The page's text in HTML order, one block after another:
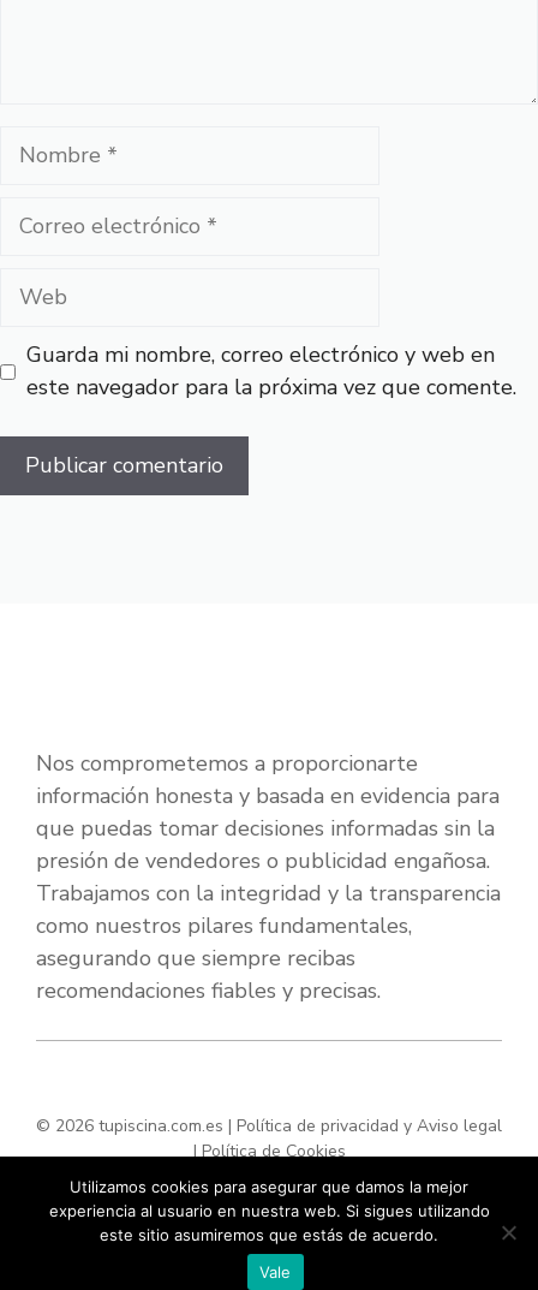
Nombre
Correo
Web
Guarda mi nombre, correo electrónico y web en
este navegador para la próxima vez que comente.
Nos comprometemos a proporcionarte
información honesta y basada en evidencia para
que puedas tomar decisiones informadas sin la
presión de vendedores o publicidad engañosa.
Trabajamos con la integridad y la transparencia
como nuestros pilares fundamentales,
asegurando que siempre recibas
recomendaciones fiables y precisas.
© 2026 tupiscina.com.es | Política de privacidad y Aviso legal
|Política de Cookies
Utilizamos cookies para asegurar que damos la mejor
experiencia al usuario en nuestra web. Si sigues utilizando
este sitio asumiremos que estás de acuerdo.
Vale